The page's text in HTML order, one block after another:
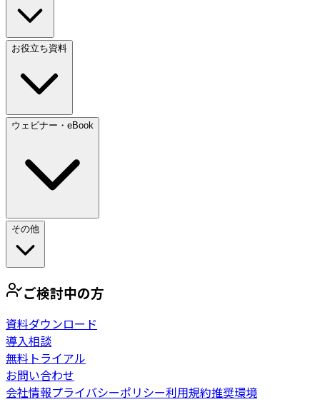
お役立ち資料
ウェビナー・eBook
その他
ご検討中の方
資料ダウンロード
導入相談
無料トライアル
お問い合わせ
会社情報プライバシーポリシー利用規約推奨環境